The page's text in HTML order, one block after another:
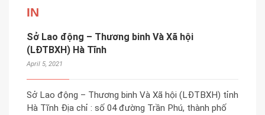
IN
Sở Lao động – Thương binh Và Xã hội
(LĐTBXH) Hà Tĩnh
April 5, 2021
Sở Lao động – Thương binh Và Xã hội (LĐTBXH) tỉnh
Hà Tĩnh Địa chỉ : số 04 đường Trần Phú, thành phố